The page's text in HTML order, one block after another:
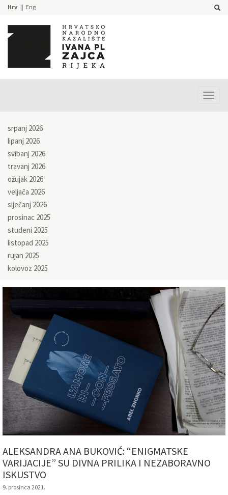
Hrv Eng
srpanj 2026
lipanj 2026
svibanj 2026
travanj 2026
ožujak 2026
veljača 2026
siječanj 2026
prosinac 2025
studeni 2025
listopad 2025
rujan 2025
kolovoz 2025
ALEKSANDRA ANA BUKOVIĆ: “ENIGMATSKE
VARIJACIJE” SU DIVNA PRILIKA I NEZABORAVNO
ISKUSTVO
9. prosinca 2021.